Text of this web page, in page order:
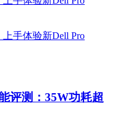
评测：35W功耗超